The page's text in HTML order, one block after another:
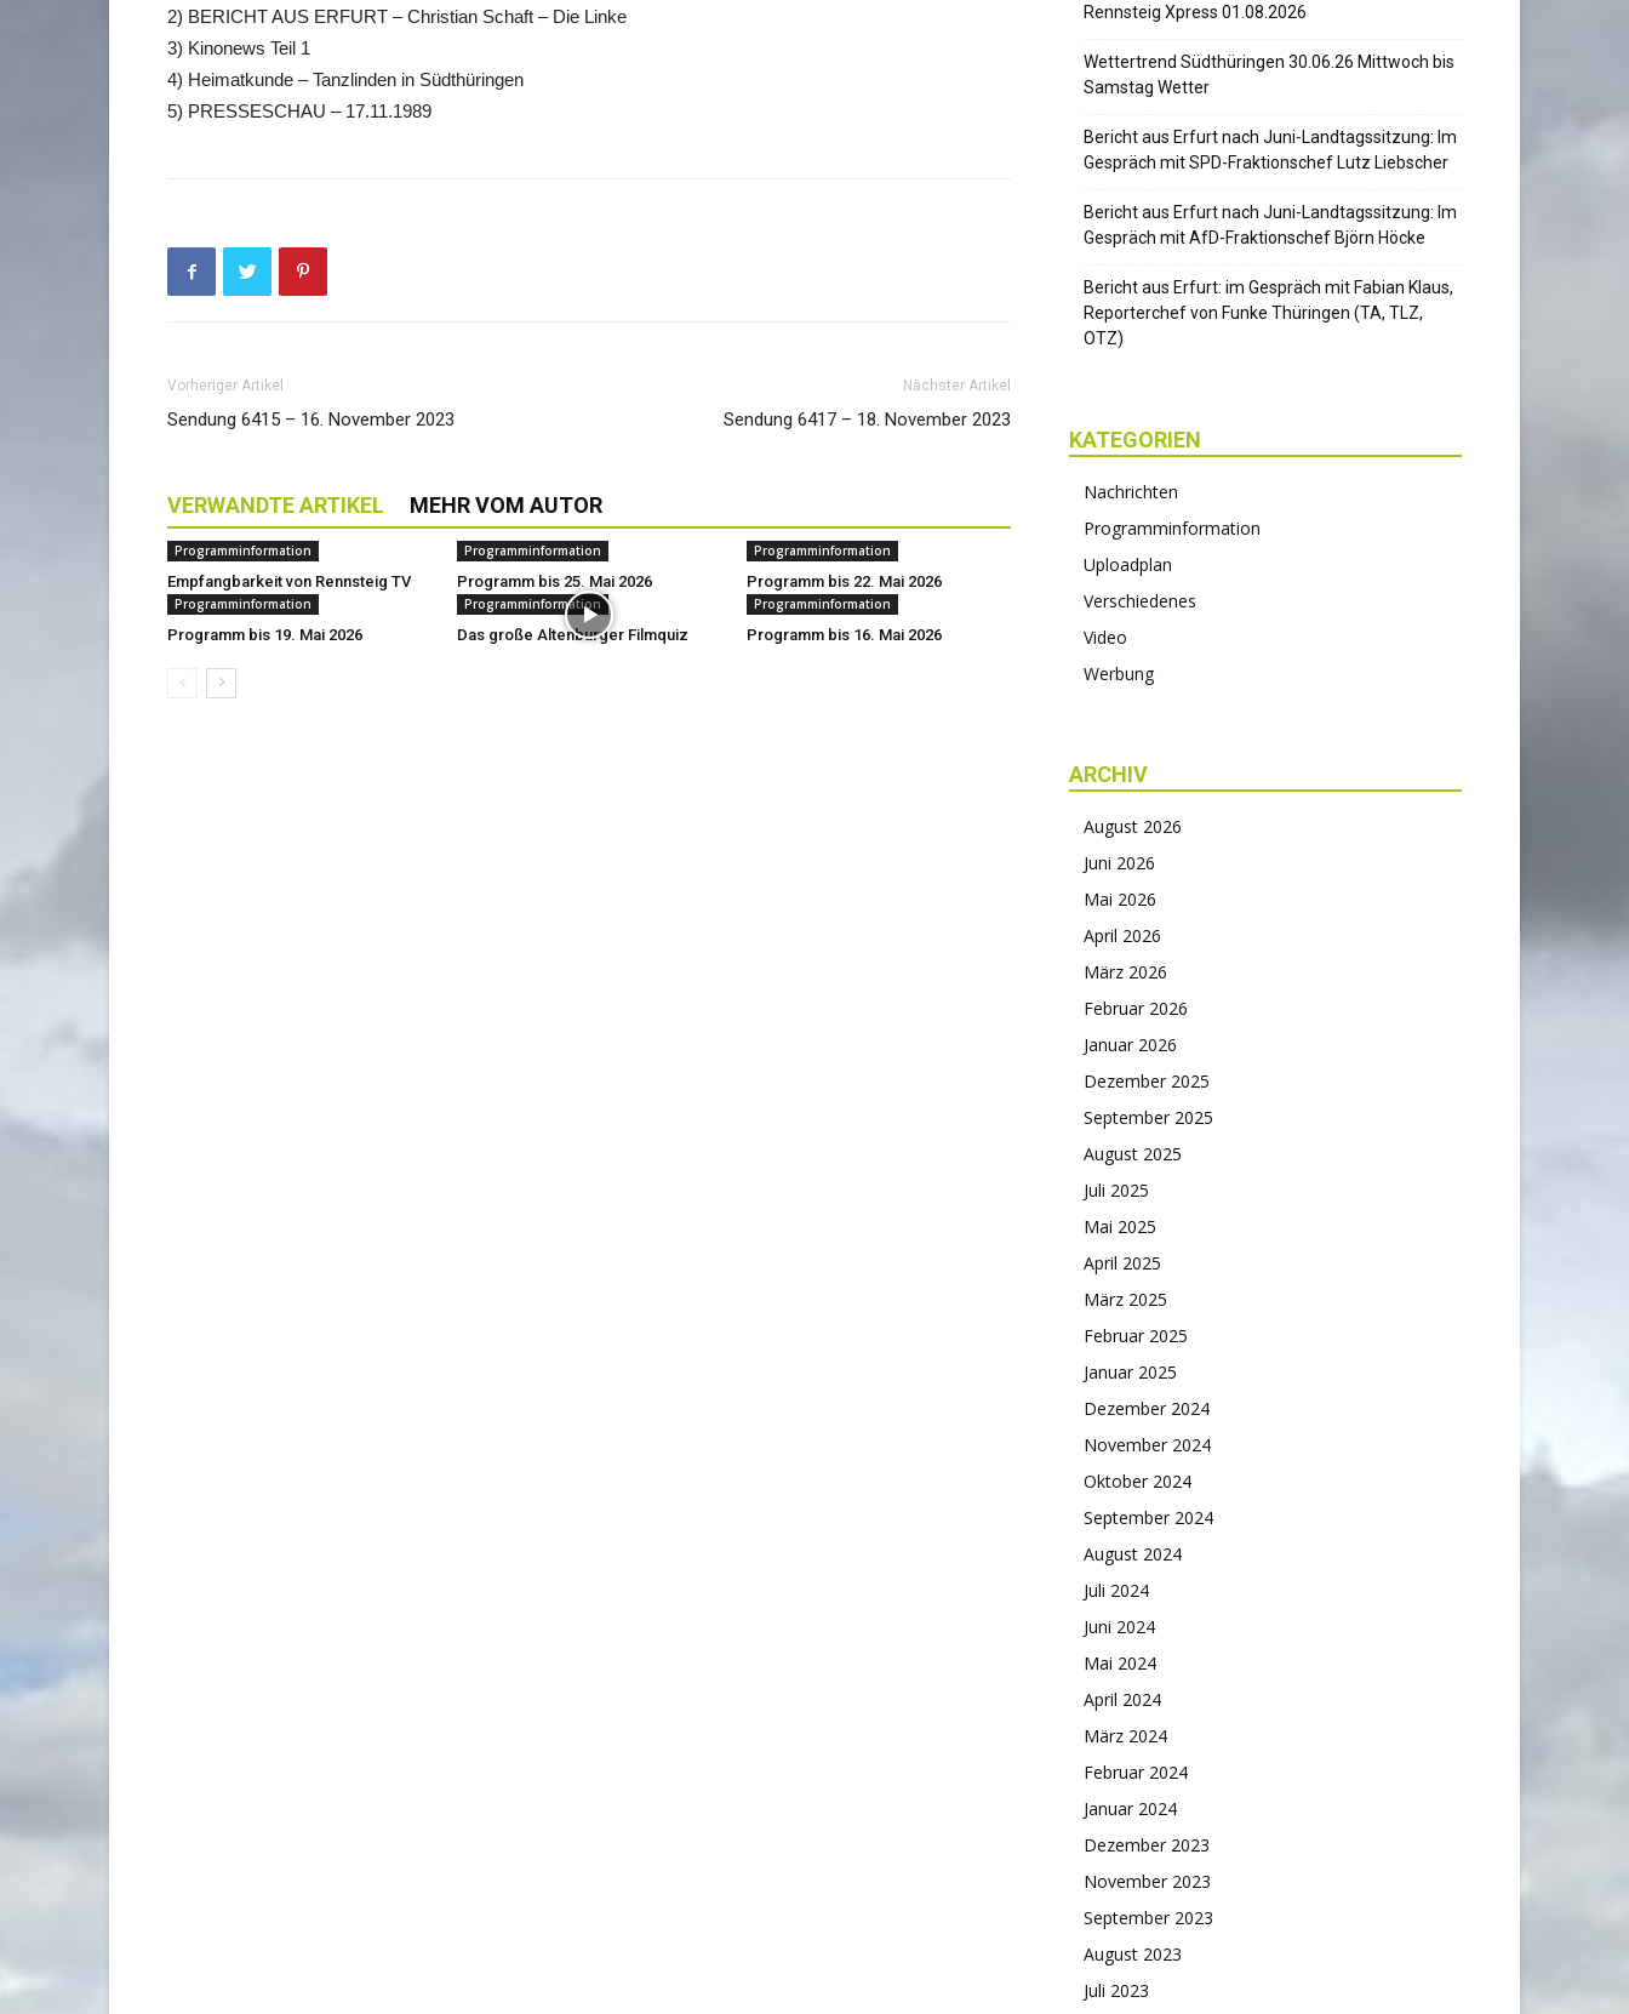
2) BERICHT AUS ERFURT – Christian Schaft – Die Linke
3) Kinonews Teil 1
4) Heimatkunde – Tanzlinden in Südthüringen
5) PRESSESCHAU – 17.11.1989
Vorheriger Artikel
Sendung 6415 – 16. November 2023
Nächster Artikel
Sendung 6417 – 18. November 2023
VERWANDTE ARTIKEL MEHR VOM AUTOR
Programminformation
Empfangbarkeit von Rennsteig TV
Programminformation
Programm bis 25. Mai 2026
Programminformation
Programm bis 22. Mai 2026
Programminformation
Programm bis 19. Mai 2026
Programminformation
Das große Altenburger Filmquiz
Programminformation
Programm bis 16. Mai 2026
Rennsteig Xpress 01.08.2026
Wettertrend Südthüringen 30.06.26 Mittwoch bis
Samstag Wetter
Bericht aus Erfurt nach Juni-Landtagssitzung: Im
Gespräch mit SPD-Fraktionschef Lutz Liebscher
Bericht aus Erfurt nach Juni-Landtagssitzung: Im
Gespräch mit AfD-Fraktionschef Björn Höcke
Bericht aus Erfurt: im Gespräch mit Fabian Klaus,
Reporterchef von Funke Thüringen (TA, TLZ,
OTZ)
KATEGORIEN
Nachrichten
Programminformation
Uploadplan
Verschiedenes
Video
Werbung
ARCHIV
August 2026
Juni 2026
Mai 2026
April 2026
März 2026
Februar 2026
Januar 2026
Dezember 2025
September 2025
August 2025
Juli 2025
Mai 2025
April 2025
März 2025
Februar 2025
Januar 2025
Dezember 2024
November 2024
Oktober 2024
September 2024
August 2024
Juli 2024
Juni 2024
Mai 2024
April 2024
März 2024
Februar 2024
Januar 2024
Dezember 2023
November 2023
September 2023
August 2023
Juli 2023